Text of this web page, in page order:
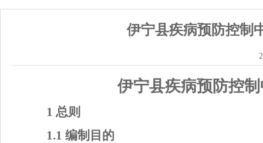
伊宁县疾病预防控制
伊宁县疾病预防控
1 总则
1.1 编制目的